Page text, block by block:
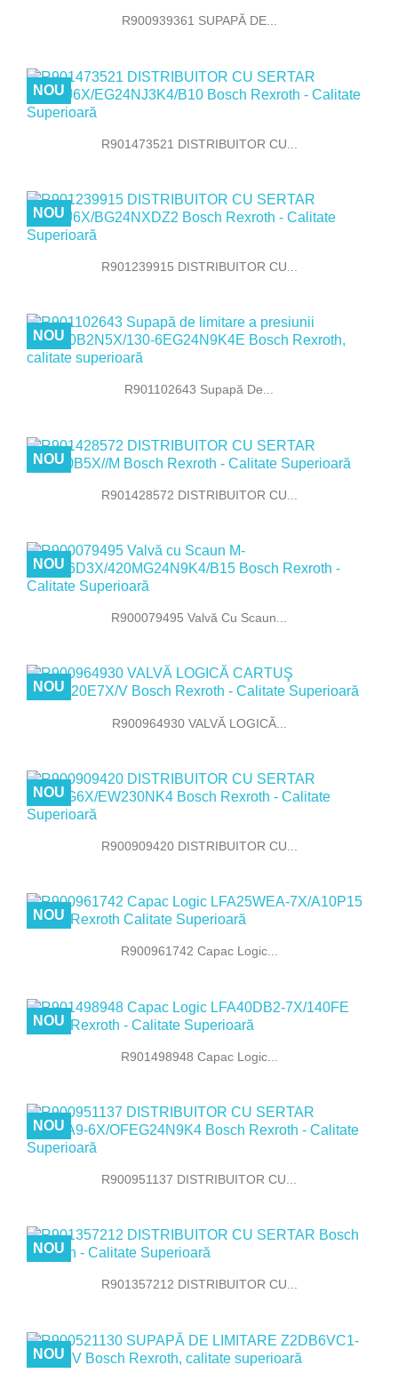
R900939361 SUPAPĂ DE...
R901473521 DISTRIBUITOR CU...
NOU
R901239915 DISTRIBUITOR CU...
NOU
R901102643 Supapă De...
NOU
R901428572 DISTRIBUITOR CU...
NOU
R900079495 Valvă Cu Scaun...
NOU
R900964930 VALVĂ LOGICĂ...
NOU
R900909420 DISTRIBUITOR CU...
NOU
R900961742 Capac Logic...
NOU
R901498948 Capac Logic...
NOU
R900951137 DISTRIBUITOR CU...
NOU
R901357212 DISTRIBUITOR CU...
NOU
NOU